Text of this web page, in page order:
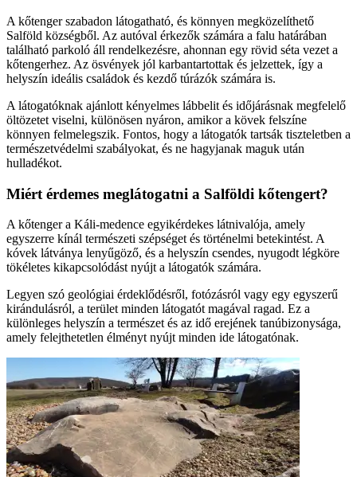
A kőtenger szabadon látogatható, és könnyen megközelíthető
Salföld községből. Az autóval érkezők számára a falu határában
található parkoló áll rendelkezésre, ahonnan egy rövid séta vezet a
kőtengerhez. Az ösvények jól karbantartottak és jelzettek, így a
helyszín ideális családok és kezdő túrázók számára is.
A látogatóknak ajánlott kényelmes lábbelit és időjárásnak megfelelő
öltözetet viselni, különösen nyáron, amikor a kövek felszíne
könnyen felmelegszik. Fontos, hogy a látogatók tartsák tiszteletben a
természetvédelmi szabályokat, és ne hagyjanak maguk után
hulladékot.
Miért érdemes meglátogatni a Salföldi kőtengert?
A kőtenger a Káli-medence egyikérdekes látnivalója, amely
egyszerre kínál természeti szépséget és történelmi betekintést. A
kóvek látványa lenyűgöző, és a helyszín csendes, nyugodt légköre
tökéletes kikapcsolódást nyújt a látogatók számára.
Legyen szó geológiai érdeklődésről, fotózásról vagy egy egyszerű
kirándulásról, a terület minden látogatót magával ragad. Ez a
különleges helyszín a természet és az idő erejének tanúbizonysága,
amely felejthetetlen élményt nyújt minden ide látogatónak.